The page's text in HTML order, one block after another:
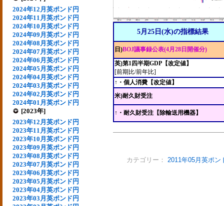
2024年12月英ポンド円
2024年11月英ポンド円
2024年10月英ポンド円
2024年09月英ポンド円
2024年08月英ポンド円
2024年07月英ポンド円
2024年06月英ポンド円
2024年05月英ポンド円
2024年04月英ポンド円
2024年03月英ポンド円
2024年02月英ポンド円
2024年01月英ポンド円
[2023年]
2023年12月英ポンド円
2023年11月英ポンド円
2023年10月英ポンド円
2023年09月英ポンド円
2023年08月英ポンド円
2023年07月英ポンド円
2023年06月英ポンド円
2023年05月英ポンド円
2023年04月英ポンド円
2023年03月英ポンド円
5月25日(水)の指標結果
日)BOJ議事録公表(4月28日開催分)
英)第1四半期GDP【改定値】
[前期比/前年比]
↑・個人消費【改定値】
米)耐久財受注
↑・耐久財受注【除輸送用機器】
カテゴリー： 2011年05月英ポン